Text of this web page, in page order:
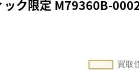
ク限定 M79360B-